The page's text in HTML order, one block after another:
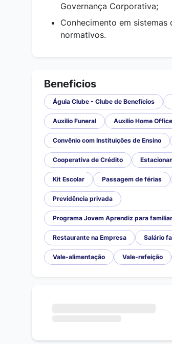
Governança Corporativa;
Conhecimento em
normativos.
Beneficios
Águia Clube - Clube de Benefícios
Auxilio Funeral Auxilio Home Office
Convênio com Instituições de Ensino
Cooperativa de Crédito
Kit Escolar Passagem de férias
Previdência privada
Programa Jovem Aprendiz para
Restaurante na Empresa Salário
Vale-alimentação Vale-refeição